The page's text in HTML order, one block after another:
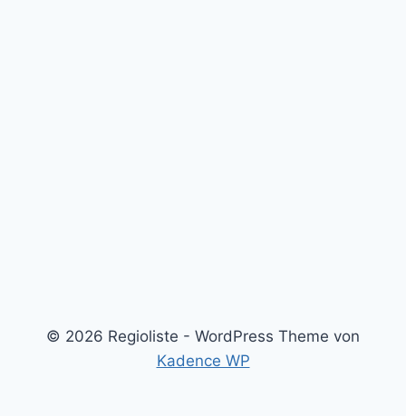
© 2026 Regioliste - WordPress Theme von
Kadence WP